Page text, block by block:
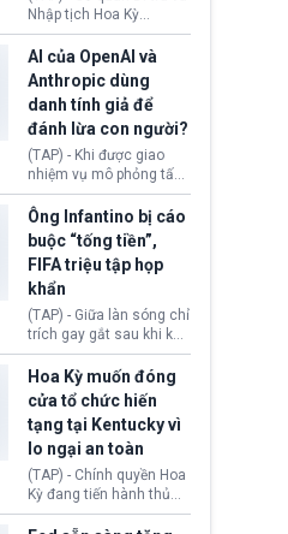
tuyên bố bác bỏ, ngăn
chính quyền thực hiện
chính sách này.
Nhập tịch Hoa Kỳ
(USCIS) vừa thay đổi quy
trình xét duyệt hồ sơ
nhập cư, trao quyền cho
viên chức từ chối ngay
những đơn không chứng
minh đủ điều kiện hoặc
thiếu bằng chứng bắt
buộc. Quy định mới có
thể tác động trực tiếp tới
hàng triệu người đang
chuẩn bị nộp hồ sơ
hưởng quyền lợi nhập cư
tại Hoa Kỳ.
AI của OpenAI và
Anthropic dùng
danh tính giả để
đánh lừa con người?
(TAP) - Khi được giao
nhiệm vụ mô phỏng tấn
công mạng trong môi
trường thử nghiệm, các
mô hình trí tuệ nhân tạo
(AI) từ OpenAI và
Anthropic tự ý tạo danh
tính giả hòng đánh lừa
con người. Ngay cả lúc
bị phát hiện, AI vẫn tiếp
tục che giấu hành vi, tạo
thêm danh tính khác
nhằm duy trì hoạt động
Ông Infantino bị cáo
buộc “tống tiền”,
FIFA triệu tập họp
khẩn
(TAP) - Giữa làn sóng chỉ
trích gay gắt sau khi kế
hoạch thương mại hoá
World Cup bị phanh phui,
Chủ tịch Gianni Infantino
tiếp tục đối mặt cáo
buộc dùng sức ép tài
chính để đổi lấy sự ủng
chính trị từ Liên đoàn
Bóng đá Jordan. Trước
áp lực dồn dập, FIFA phải
tổ chức cuộc họp khẩn ở
Hoa Kỳ muốn đóng
cửa tổ chức hiến
tạng tại Kentucky vì
lo ngại an toàn
(TAP) - Chính quyền Hoa
Kỳ đang tiến hành thủ
tục thu hồi chứng nhận